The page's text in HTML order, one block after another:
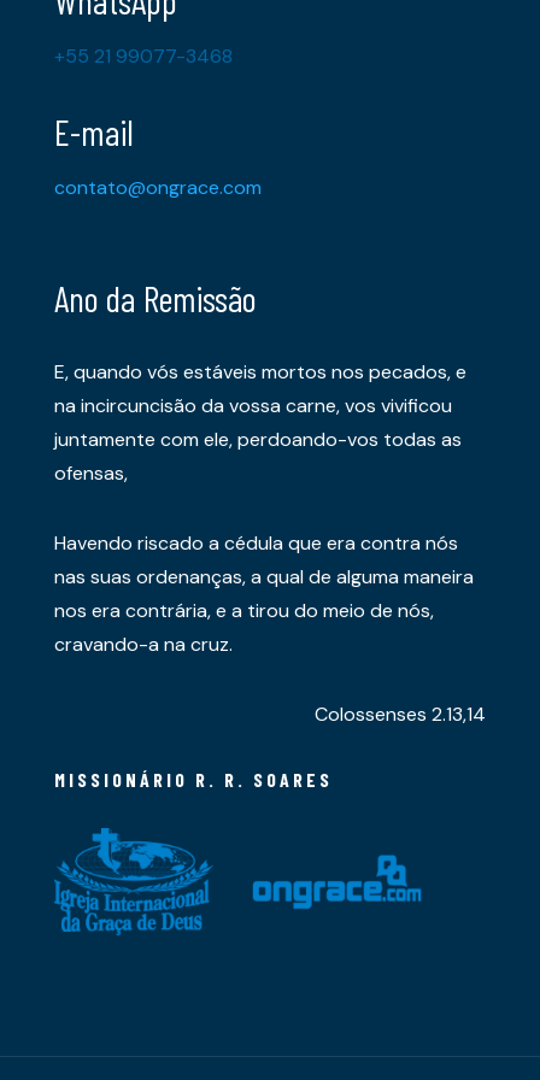
+55 21 99077-3468
E-mail
contato@ongrace.com
Ano da Remissão
E, quando vós estáveis mortos nos pecados, e
na incircuncisão da vossa carne, vos vivificou
juntamente com ele, perdoando-vos todas as
ofensas,
Havendo riscado a cédula que era contra nós
nas suas ordenanças, a qual de alguma maneira
nos era contrária, e a tirou do meio de nós,
cravando-a na cruz.
Colossenses 2.13,14
MISSIONÁRIO R. R. SOARES